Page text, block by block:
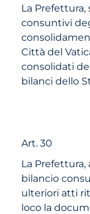
La
consuntivi
Città del
consolidati
bilanci dello
Art. 30
La
bilancio
ulteriori atti
loco la